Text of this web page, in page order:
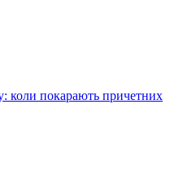
коли покарають причетних